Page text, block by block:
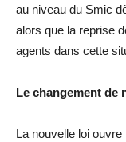
au niveau du Smic
alors que la reprise
agents dans cette
Le changement de
La nouvelle loi